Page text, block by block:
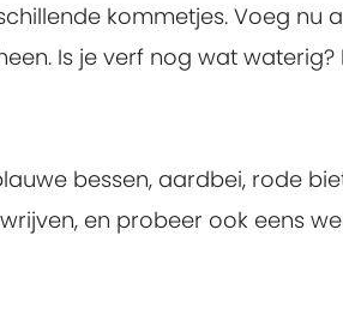
kommetjes. Voeg nu
Is je verf nog wat waterig?
bessen, aardbei, rode
en probeer ook eens